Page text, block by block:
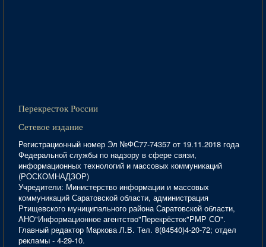
Перекресток России
Сетевое издание
Регистрационный номер Эл №ФС77-74357 от 19.11.2018 года
Федеральной службы по надзору в сфере связи,
информационных технологий и массовых коммуникаций
(РОСКОМНАДЗОР)
Учредители: Министерство информации и массовых
коммуникаций Саратовской области, администрация
Ртищевского муниципального района Саратовской области,
АНО"Информационное агентство"Перекрёсток"РМР СО".
Главный редактор Маркова Л.В. Тел. 8(84540)4-20-72; отдел
рекламы - 4-29-10.